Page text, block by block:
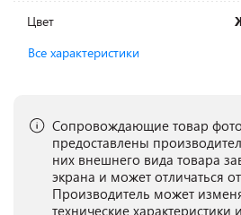
Цвет
Все характеристики
Сопровождающие товар
предоставлены
них внешнего вида товара
экрана и может отличаться
Производитель может
технические